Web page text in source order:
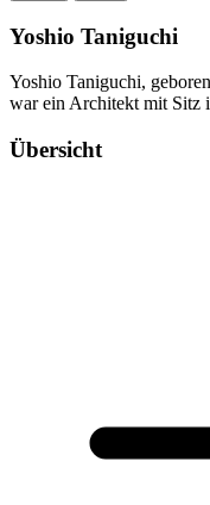
Yoshio Taniguchi
Yoshio Taniguchi,
war ein Architekt mit Sitz
Übersicht